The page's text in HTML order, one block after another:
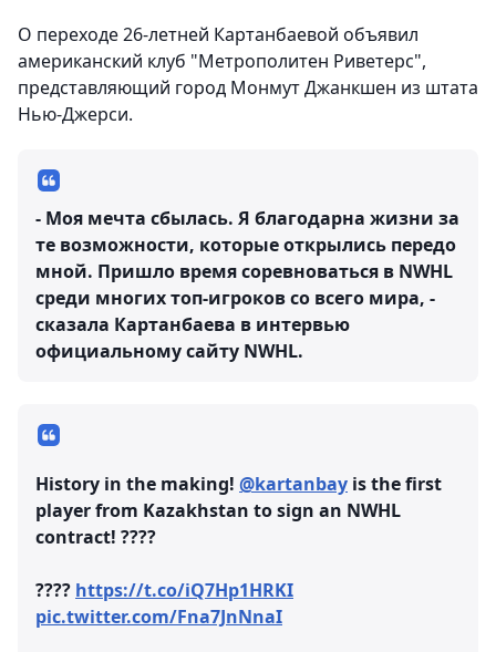
О переходе 26-летней Картанбаевой объявил
американский клуб "Метрополитен Риветерс",
представляющий город Монмут Джанкшен из штата
Нью-Джерси.
- Моя мечта сбылась. Я благодарна жизни за
те возможности, которые открылись передо
мной. Пришло время соревноваться в NWHL
среди многих топ-игроков со всего мира, -
сказала Картанбаева в интервью
официальному сайту NWHL.
History in the making! @kartanbay is the first
player from Kazakhstan to sign an NWHL
contract! ????
???? https://t.co/iQ7Hp1HRKI
pic.twitter.com/Fna7JnNnaI